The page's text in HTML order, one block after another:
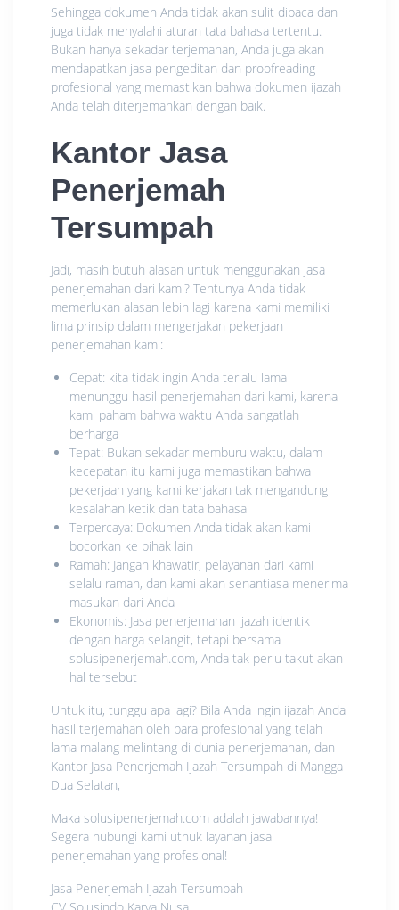
Sehingga dokumen Anda tidak akan sulit dibaca dan
juga tidak menyalahi aturan tata bahasa tertentu.
Bukan hanya sekadar terjemahan, Anda juga akan
mendapatkan jasa pengeditan dan proofreading
profesional yang memastikan bahwa dokumen ijazah
Anda telah diterjemahkan dengan baik.
Kantor Jasa
Penerjemah
Tersumpah
Jadi, masih butuh alasan untuk menggunakan jasa
penerjemahan dari kami? Tentunya Anda tidak
memerlukan alasan lebih lagi karena kami memiliki
lima prinsip dalam mengerjakan pekerjaan
penerjemahan kami:
Cepat: kita tidak ingin Anda terlalu lama
menunggu hasil penerjemahan dari kami, karena
kami paham bahwa waktu Anda sangatlah
berharga
Tepat: Bukan sekadar memburu waktu, dalam
kecepatan itu kami juga memastikan bahwa
pekerjaan yang kami kerjakan tak mengandung
kesalahan ketik dan tata bahasa
Terpercaya: Dokumen Anda tidak akan kami
bocorkan ke pihak lain
Ramah: Jangan khawatir, pelayanan dari kami
selalu ramah, dan kami akan senantiasa menerima
masukan dari Anda
Ekonomis: Jasa penerjemahan ijazah identik
dengan harga selangit, tetapi bersama
solusipenerjemah.com, Anda tak perlu takut akan
hal tersebut
Untuk itu, tunggu apa lagi? Bila Anda ingin ijazah Anda
hasil terjemahan oleh para profesional yang telah
lama malang melintang di dunia penerjemahan, dan
Kantor Jasa Penerjemah Ijazah Tersumpah di Mangga
Dua Selatan,
Maka solusipenerjemah.com adalah jawabannya!
Segera hubungi kami utnuk layanan jasa
penerjemahan yang profesional!
Jasa Penerjemah Ijazah Tersumpah